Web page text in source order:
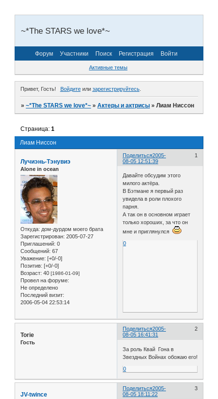
~*The STARS we love*~
Форум Участники Поиск Регистрация Войти
Активные темы
Привет, Гость! Войдитеили зарегистрируйтесь.
»~*The STARS we love*~ »Актеры и актрисы »Лиам Ниссон
Лиам Ниссон
Страница:1
Поделиться 1
2005-
08-05 12:51:39
Лучиэнь-Тэнувиэ
Alone in ocean
Откуда: дом-дурдом моего брата
Зарегистрирован: 2005-07-27
Приглашений: 0
Сообщений: 67
Уважение: [+0/-0]
Позитив: [+0/-0]
Возраст: 40 [1986-01-09]
Провел на форуме:
Не определено
Последний визит:
2006-05-04 22:53:14
Давайте обсудим этого
милого актёра.
В Бэтмане я первый раз
увидела в роли плохого
парня.
А так он в основном играет
только хороших, за что он
мне и приглянулся
0
Поделиться 2
2005-
08-05 16:41:31
Torie
Гость
За роль Квай Гона в
Звездных Войнах обожаю его!
0
Поделиться 3
2005-
08-05 18:11:22
JV-twince